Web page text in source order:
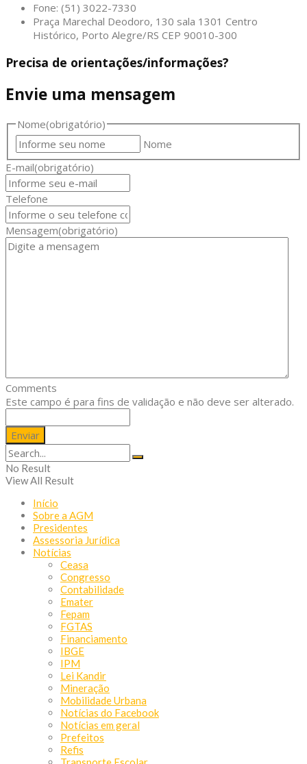
Fone: (51) 3022-7330
Praça Marechal Deodoro, 130 sala 1301 Centro
Histórico, Porto Alegre/RS CEP 90010-300
Precisa de orientações/informações?
Envie uma mensagem
Nome(obrigatório)
Nome
E-mail(obrigatório)
Telefone
Mensagem(obrigatório)
Comments
Este campo é para fins de validação e não deve ser alterado.
No Result
View All Result
Início
Sobre a AGM
Presidentes
Assessoria Jurídica
Notícias
Ceasa
Congresso
Contabilidade
Emater
Fepam
FGTAS
Financiamento
IBGE
IPM
Lei Kandir
Mineração
Mobilidade Urbana
Notícias do Facebook
Notícias em geral
Prefeitos
Refis